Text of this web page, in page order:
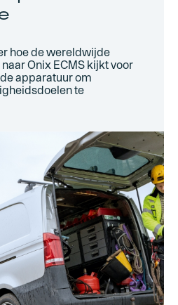
hoe de wereldwijde
Onix ECMS kijkt voor
apparatuur om
te